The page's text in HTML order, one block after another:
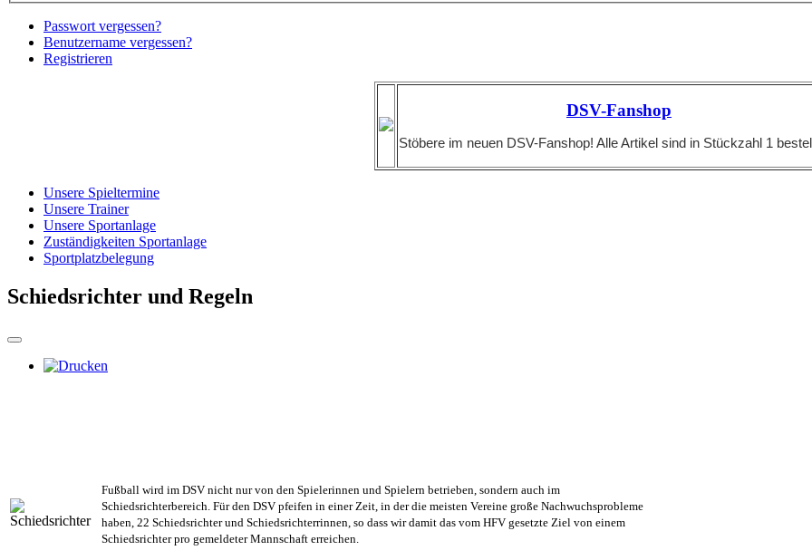
Passwort vergessen?
Benutzername vergessen?
Registrieren
DSV-Fanshop
Stöbere im neuen DSV-Fanshop! Alle Artikel sind in Stückzahl 1
Unsere Spieltermine
Unsere Trainer
Unsere Sportanlage
Zuständigkeiten Sportanlage
Sportplatzbelegung
Schiedsrichter und Regeln
Fußball wird im DSV nicht nur von den Spielerinnen und Spielern betrieben, sondern auch im
Schiedsrichterbereich. Für den DSV pfeifen in einer Zeit, in der die meisten Vereine große Nachwuchsprobleme
haben, 22 Schiedsrichter und Schiedsrichterrinnen, so dass wir damit das vom HFV gesetzte Ziel von einem
Schiedsrichter pro gemeldeter Mannschaft erreichen.